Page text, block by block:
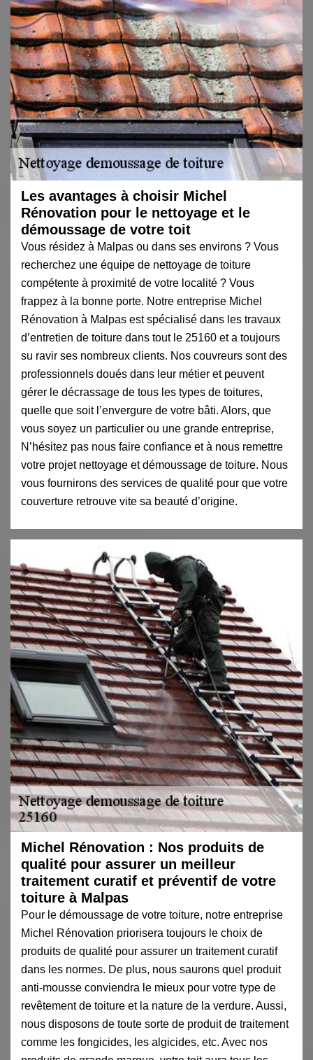
Les avantages à choisir Michel
Rénovation pour le nettoyage et le
démoussage de votre toit
Vous résidez à Malpas ou dans ses environs ? Vous
recherchez une équipe de nettoyage de toiture
compétente à proximité de votre localité ? Vous
frappez à la bonne porte. Notre entreprise Michel
Rénovation à Malpas est spécialisé dans les travaux
d’entretien de toiture dans tout le 25160 et a toujours
su ravir ses nombreux clients. Nos couvreurs sont des
professionnels doués dans leur métier et peuvent
gérer le décrassage de tous les types de toitures,
quelle que soit l’envergure de votre bâti. Alors, que
vous soyez un particulier ou une grande entreprise,
N’hésitez pas nous faire confiance et à nous remettre
votre projet nettoyage et démoussage de toiture. Nous
vous fournirons des services de qualité pour que votre
couverture retrouve vite sa beauté d’origine.
Michel Rénovation : Nos produits de
qualité pour assurer un meilleur
traitement curatif et préventif de votre
toiture à Malpas
Pour le démoussage de votre toiture, notre entreprise
Michel Rénovation priorisera toujours le choix de
produits de qualité pour assurer un traitement curatif
dans les normes. De plus, nous saurons quel produit
anti-mousse conviendra le mieux pour votre type de
revêtement de toiture et la nature de la verdure. Aussi,
nous disposons de toute sorte de produit de traitement
comme les fongicides, les algicides, etc. Avec nos